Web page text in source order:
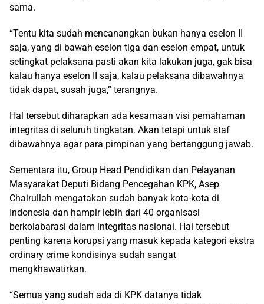
sama.
“Tentu kita sudah mencanangkan bukan hanya eselon II
saja, yang di bawah eselon tiga dan eselon empat, untuk
setingkat pelaksana pasti akan kita lakukan juga, gak bisa
kalau hanya eselon II saja, kalau pelaksana dibawahnya
tidak dapat, susah juga,” terangnya.
Hal tersebut diharapkan ada kesamaan visi pemahaman
integritas di seluruh tingkatan. Akan tetapi untuk staf
dibawahnya agar para pimpinan yang bertanggung jawab.
Sementara itu, Group Head Pendidikan dan Pelayanan
Masyarakat Deputi Bidang Pencegahan KPK, Asep
Chairullah mengatakan sudah banyak kota-kota di
Indonesia dan hampir lebih dari 40 organisasi
berkolabarasi dalam integritas nasional. Hal tersebut
penting karena korupsi yang masuk kepada kategori ekstra
ordinary crime kondisinya sudah sangat
mengkhawatirkan.
“Semua yang sudah ada di KPK datanya tidak